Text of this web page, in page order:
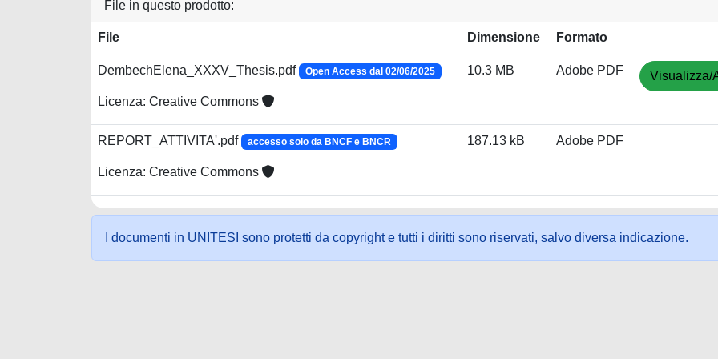
File in questo prodotto:
File Dimensione Formato
DembechElena_XXXV_Thesis.pdf Open Access dal 02/06/2025
Licenza: Creative Commons
10.3 MB Adobe PDF Visualizza/
REPORT_ATTIVITA'.pdf accesso solo da BNCF e BNCR
Licenza: Creative Commons
187.13 kB Adobe PDF
I documenti in UNITESI sono protetti da copyright e tutti i diritti sono riservati, salvo diversa indicazione.